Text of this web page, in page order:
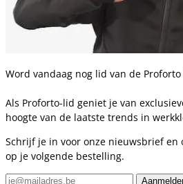
Word vandaag nog lid van de
Als Proforto-lid geniet je van
hoogte van de laatste trends in
Schrijf je in voor onze nieuwsbrief en
op je volgende bestelling.